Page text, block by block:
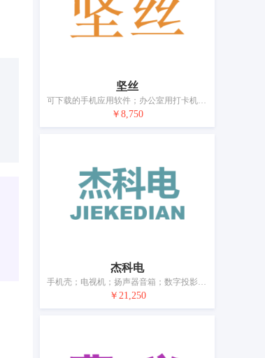
坚丝
可下载的手机应用软件；办公室用打卡机；游标卡尺；电子公告牌；手机；便携式媒体播放器；放映设备；电锁；眼镜；电池
￥8,750
杰科电
手机壳；电视机；扬声器音箱；数字投影仪；电源材料（电线、电缆）；生物指纹门锁；移动电源（可充电电池）
￥21,250